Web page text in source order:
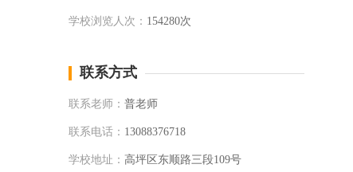
学校浏览人次： 154280次
联系方式
联系老师： 普老师
联系电话： 13088376718
学校地址： 高坪区东顺路三段109号